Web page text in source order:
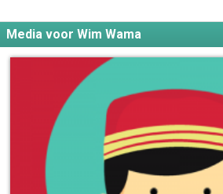
Media voor Wim Wama